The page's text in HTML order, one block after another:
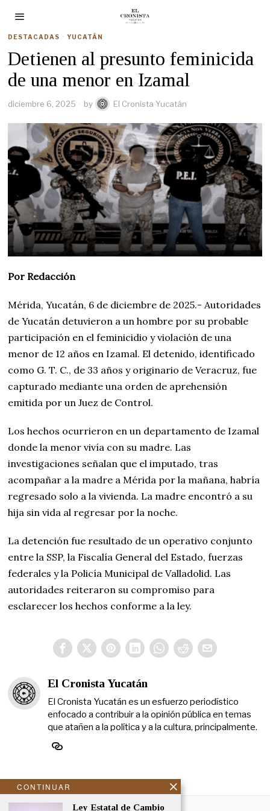
DESTACADAS · YUCATÁN
Detienen al presunto feminicida
de una menor en Izamal
diciembre 6, 2025 by El Cronista Yucatán
Por Redacción
Mérida, Yucatán, 6 de diciembre de 2025.- Autoridades
de Yucatán detuvieron a un hombre por su probable
participación en el feminicidio y violación de una
menor de 12 años en Izamal. El detenido, identificado
como G. T. C., de 33 años y originario de Veracruz, fue
capturado mediante una orden de aprehensión
emitida por un Juez de Control.
Los hechos ocurrieron en un departamento de Izamal
donde la menor vivía con su madre. Las
investigaciones señalan que el imputado, tras
acompañar a la madre a Mérida por la mañana, habría
regresado solo a la vivienda. La madre encontró a su
hija sin vida al regresar por la noche.
La detención fue resultado de un operativo conjunto
entre la SSP, la Fiscalía General del Estado, fuerzas
federales y la Policía Municipal de Valladolid. Las
autoridades reiteraron su compromiso para
esclarecer los hechos conforme a la ley.
El Cronista Yucatán
El Cronista Yucatán es un esfuerzo periodístico
enfocado a contribuir a la opinión pública en temas
que atañen a la política y a la cultura, principalmente.
CONTINUAR
Ley Estatal de Cambio